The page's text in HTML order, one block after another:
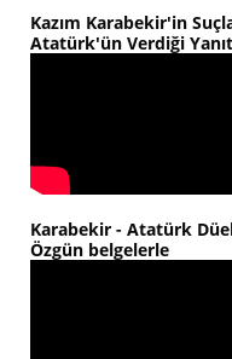
Kazım Karabekir'in
Atatürk'ün Verdiği
Karabekir - Atatürk
Özgün belgelerle